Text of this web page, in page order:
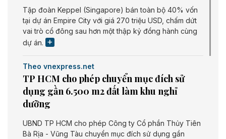
Tập đoàn Keppel (Singapore) bán toàn bộ 40% vốn
tại dự án Empire City với giá 270 triệu USD, chấm dứt
vai trò cổ đông sau hơn một thập kỷ đồng hành cùng
dự án.
Theo vnexpress.net
TP HCM cho phép chuyển mục đích sử
dụng gần 6.500 m2 đất làm khu nghỉ
dưỡng
UBND TP HCM cho phép Công ty Cổ phần Thủy Tiên
Bà Rịa - Vũng Tàu chuyển mục đích sử dụng gần